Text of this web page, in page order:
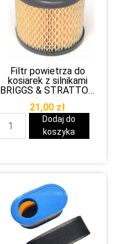
Filtr powietrza do
kosiarek z silnikami
BRIGGS & STRATTON
21,00 zł
Dodaj do
koszyka